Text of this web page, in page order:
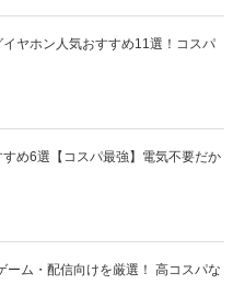
ヤホン人気おすすめ11選！コスパ
め6選【コスパ最強】電気不要だか
ーム・配信向けを厳選！ 高コスパな